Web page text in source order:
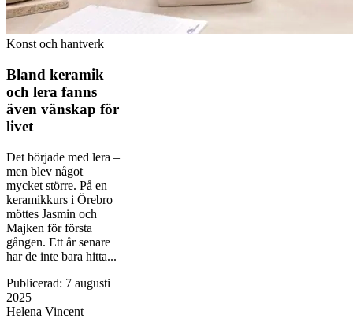
Konst och hantverk
Bland keramik
och lera fanns
även vänskap för
livet
Det började med lera –
men blev något
mycket större. På en
keramikkurs i Örebro
möttes Jasmin och
Majken för första
gången. Ett år senare
har de inte bara hitta...
Publicerad: 7 augusti
2025
Helena Vincent